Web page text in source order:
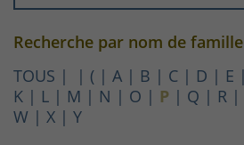
Recherche par nom de famille
TOUS
( A B C D E
K
L M N O P Q R
W
X Y